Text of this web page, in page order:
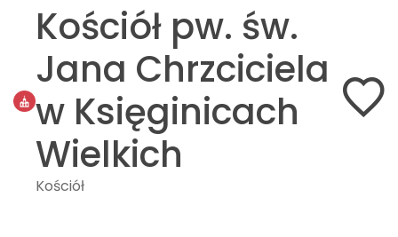
Kościół pw. św.
Jana Chrzciciela
w Księginicach
Wielkich
Kościół